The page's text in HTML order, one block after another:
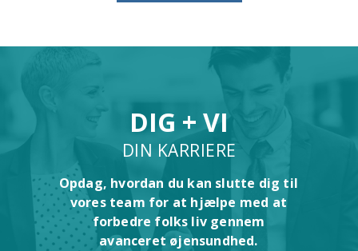
DIG + VI
DIN KARRIERE
Opdag, hvordan du kan slutte dig til
vores team for at hjælpe med at
forbedre folks liv gennem
avanceret øjensundhed.